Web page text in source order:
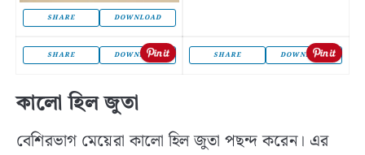
SHARE DOWNLOAD
SHARE DOWNLOAD SHARE DOWNLOAD
কালো হিল জুতা
বেশিরভাগ মেয়েরা কালো হিল জুতা পছন্দ করেন। এর